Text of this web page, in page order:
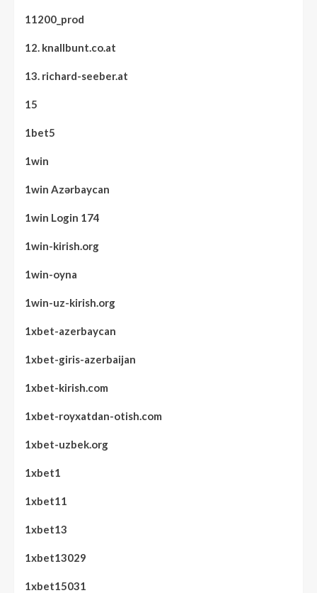
11200_prod
12. knallbunt.co.at
13. richard-seeber.at
15
1bet5
1win
1win Azərbaycan
1win Login 174
1win-kirish.org
1win-oyna
1win-uz-kirish.org
1xbet-azerbaycan
1xbet-giris-azerbaijan
1xbet-kirish.com
1xbet-royxatdan-otish.com
1xbet-uzbek.org
1xbet1
1xbet11
1xbet13
1xbet13029
1xbet15031